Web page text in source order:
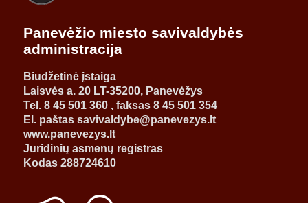
Panevėžio miesto savivaldybės
administracija
Biudžetinė įstaiga
Laisvės a. 20 LT-35200, Panevėžys
Tel. 8 45 501 360 , faksas 8 45 501 354
El. paštas savivaldybe@panevezys.lt
www.panevezys.lt
Juridinių asmenų registras
Kodas 288724610